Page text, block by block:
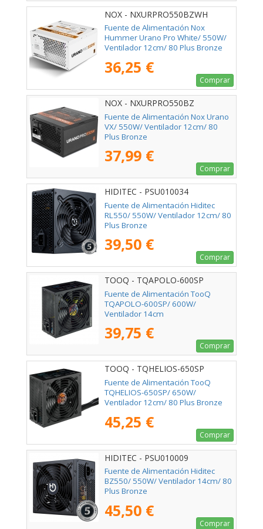
NOX - NXURPRO550BZWH
Fuente de Alimentación Nox
Hummer Urano Pro White/ 550W/
Ventilador 12cm/ 80 Plus Bronze
36,25 €
Comprar
NOX - NXURPRO550BZ
Fuente de Alimentación Nox Urano
VX/ 550W/ Ventilador 12cm/ 80
Plus Bronze
37,99 €
Comprar
HIDITEC - PSU010034
Fuente de Alimentación Hiditec
RL550/ 550W/ Ventilador 12cm/ 80
Plus Bronze
39,50 €
Comprar
TOOQ - TQAPOLO-600SP
Fuente de Alimentación TooQ
TQAPOLO-600SP/ 600W/
Ventilador 14cm
39,75 €
Comprar
TOOQ - TQHELIOS-650SP
Fuente de Alimentación TooQ
TQHELIOS-650SP/ 650W/
Ventilador 12cm/ 80 Plus Bronze
45,25 €
Comprar
HIDITEC - PSU010009
Fuente de Alimentación Hiditec
BZ550/ 550W/ Ventilador 14cm/ 80
Plus Bronze
45,50 €
Comprar